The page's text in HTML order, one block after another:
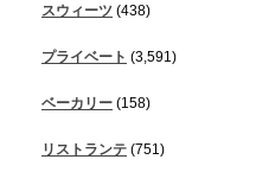
スウィーツ (438)
プライベート (3,591)
ベーカリー (158)
リストランテ (751)